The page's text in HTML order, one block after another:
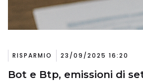
RISPARMIO 23/09/2025 16:20
Bot e Btp, emissioni di